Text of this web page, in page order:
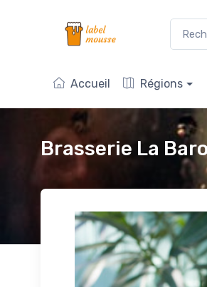
Accueil Régions
Brasserie La